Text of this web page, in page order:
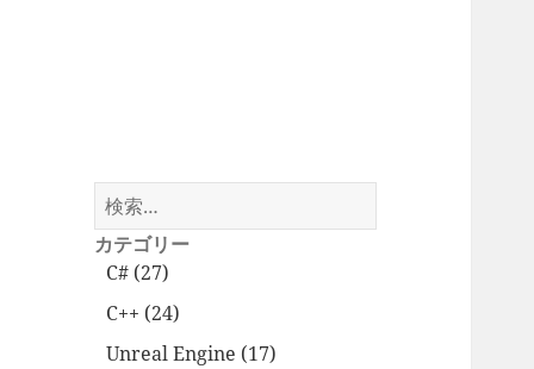
検
索:
カテゴリー
C# (27)
C++ (24)
Unreal Engine (17)